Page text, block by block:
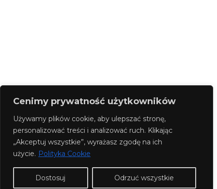
Cenimy prywatność użytkowników
Używamy plików cookie, aby ulepszać stronę,
personalizować treści i analizować ruch. Klikając
„Akceptuj wszystkie”, wyrażasz zgodę na ich
użycie. Polityka Cookie
Dostosuj Odrzuć wszystkie